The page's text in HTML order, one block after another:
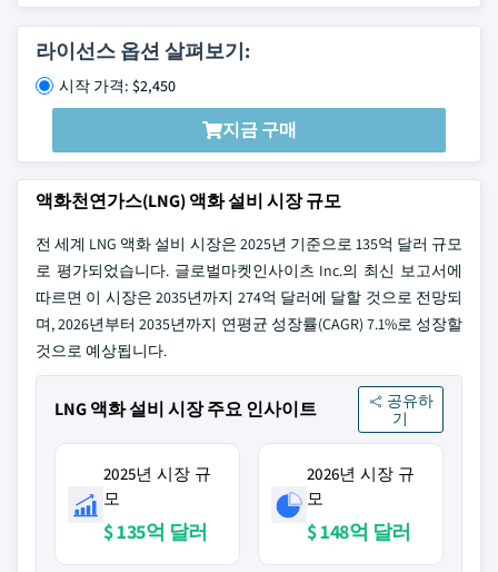
라이선스 옵션 살펴보기:
시작 가격: $2,450
지금 구매
액화천연가스(LNG) 액화 설비 시장 규모
전 세계 LNG 액화 설비 시장은 2025년 기준으로 135억 달러 규모
로 평가되었습니다. 글로벌마켓인사이츠 Inc.의 최신 보고서에
따르면 이 시장은 2035년까지 274억 달러에 달할 것으로 전망되
며, 2026년부터 2035년까지 연평균 성장률(CAGR) 7.1%로 성장할
것으로 예상됩니다.
LNG 액화 설비 시장 주요 인사이트
공유하
기
2025년 시장 규
모
$ 135억 달러
2026년 시장 규
모
$ 148억 달러